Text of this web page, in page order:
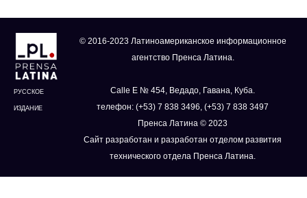
РУССКОЕ
ИЗДАНИЕ
© 2016-2023 Латиноамериканское информационное
агентство Пренса Латина.
Calle E № 454, Ведадо, Гавана, Куба.
телефон: (+53) 7 838 3496, (+53) 7 838 3497
Пренса Латина © 2023
Сайт разработан и разработан отделом развития
технического отдела Пренса Латина.